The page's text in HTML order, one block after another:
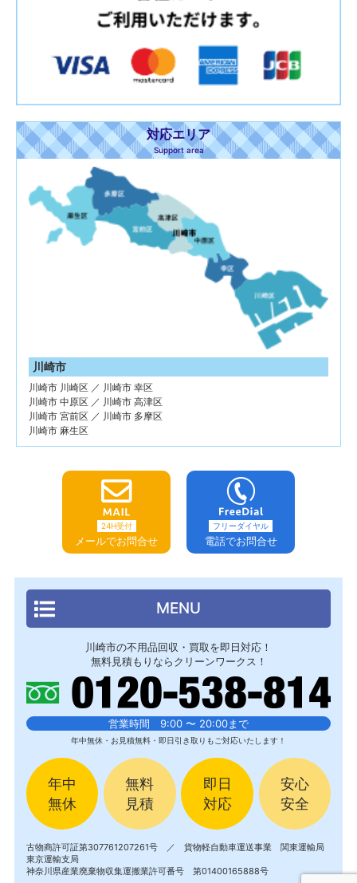
対応エリア
Support area
川崎市
川崎市 川崎区 ／ 川崎市 幸区
川崎市 中原区 ／ 川崎市 高津区
川崎市 宮前区 ／ 川崎市 多摩区
川崎市 麻生区
24H受付
メールでお問合せ
フリーダイヤル
電話でお問合せ
MENU
川崎市の不用品回収・買取を即日対応！
無料見積もりならクリーンワークス！
営業時間 9:00 〜 20:00まで
年中無休・お見積無料・即日引き取りもご対応いたします！
年中
無休
無料
見積
即日
対応
安心
安全
古物商許可証第307761207261号 ／ 貨物軽自動車運送事業 関東運輸局
東京運輸支局
神奈川県産業廃棄物収集運搬業許可番号 第01400165888号